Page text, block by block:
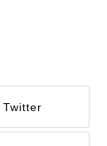
Twitter